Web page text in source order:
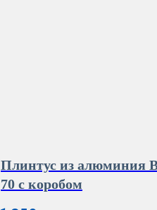
Плинтус из алюминия
70 с коробом